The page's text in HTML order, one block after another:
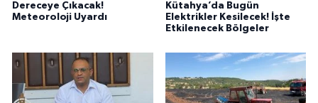
Dereceye Çıkacak!
Meteoroloji Uyardı
Kütahya’da Bugün
Elektrikler Kesilecek! İşte
Etkilenecek Bölgeler